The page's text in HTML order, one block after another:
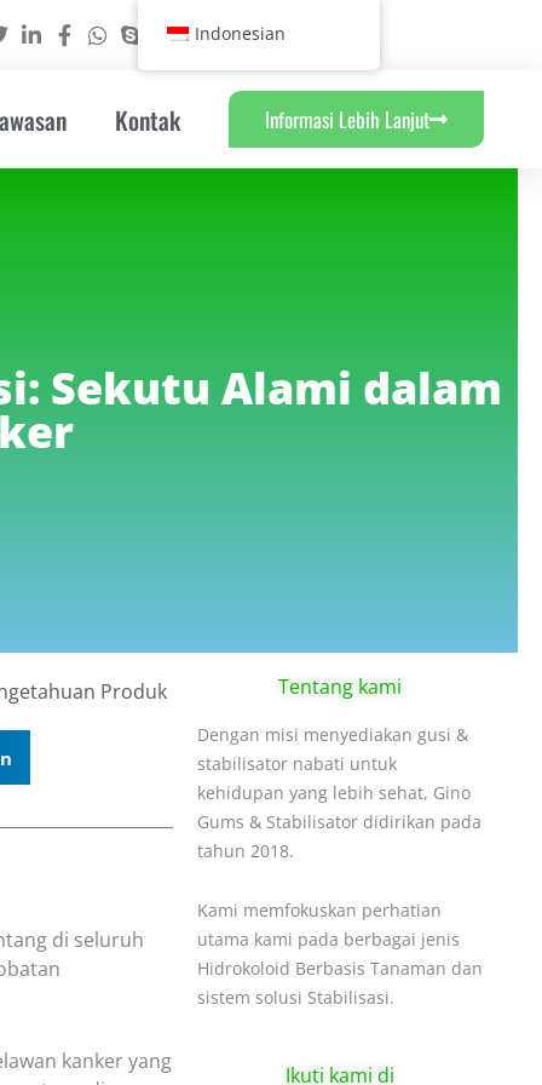
Kontak Informasi Lebih Lanjut
Sekutu Alami dalam
Produk
di seluruh
kanker yang
Tentang kami
Dengan misi menyediakan gusi &
stabilisator nabati untuk
kehidupan yang lebih sehat, Gino
Gums & Stabilisator didirikan pada
tahun 2018.
Kami memfokuskan perhatian
utama kami pada berbagai jenis
Hidrokoloid Berbasis Tanaman dan
sistem solusi Stabilisasi.
Ikuti kami di
Indonesian